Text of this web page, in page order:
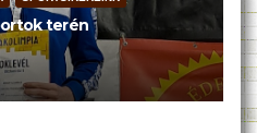
terén